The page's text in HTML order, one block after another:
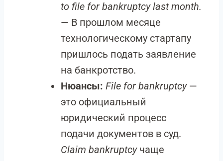
to file for bankruptcy last month.
— В прошлом месяце
технологическому стартапу
пришлось подать заявление
на банкротство.
Нюансы: File for bankruptcy—
это официальный
юридический процесс
подачи документов в суд.
Claim bankruptcyчаще